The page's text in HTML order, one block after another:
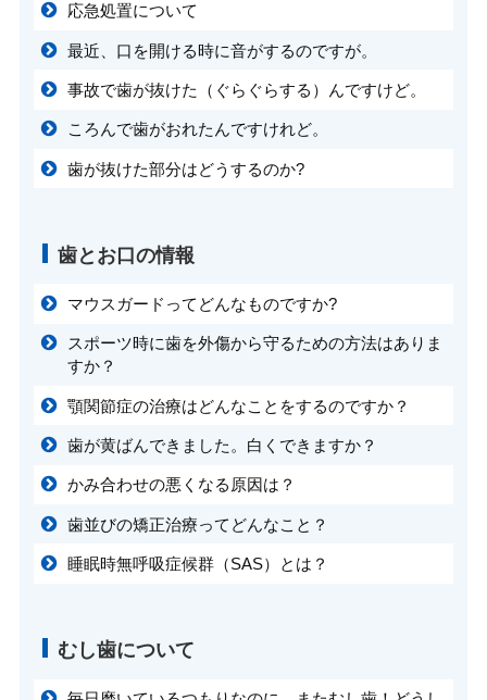
応急処置について
最近、口を開ける時に音がするのですが。
事故で歯が抜けた（ぐらぐらする）んですけど。
ころんで歯がおれたんですけれど。
歯が抜けた部分はどうするのか?
歯とお口の情報
マウスガードってどんなものですか?
スポーツ時に歯を外傷から守るための方法はありま
すか？
顎関節症の治療はどんなことをするのですか？
歯が黄ばんできました。白くできますか？
かみ合わせの悪くなる原因は？
歯並びの矯正治療ってどんなこと？
睡眠時無呼吸症候群（SAS）とは？
むし歯について